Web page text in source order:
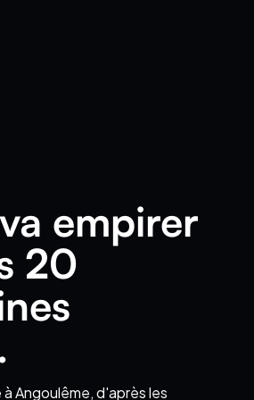
empirer
20
à Angoulême, d'après les